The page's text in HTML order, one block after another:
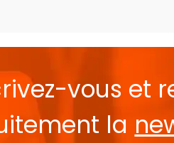
vous et
la